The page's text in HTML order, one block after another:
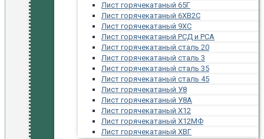
Лист горячекатаный 65Г
Лист горячекатаный 6ХВ2С
Лист горячекатаный 9ХС
Лист горячекатаный РСД и РСА
Лист горячекатаный сталь 20
Лист горячекатаный сталь 3
Лист горячекатаный сталь 35
Лист горячекатаный сталь 45
Лист горячекатаный У8
Лист горячекатаный У8А
Лист горячекатаный Х12
Лист горячекатаный Х12МФ
Лист горячекатаный ХВГ